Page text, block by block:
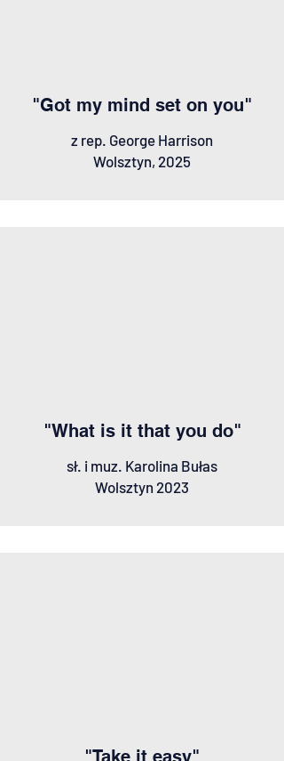
"Got my mind set on you"
z rep. George Harrison
Wolsztyn, 2025
"What is it that you do"
sł. i muz. Karolina Bułas
Wolsztyn 2023
"Take it easy"